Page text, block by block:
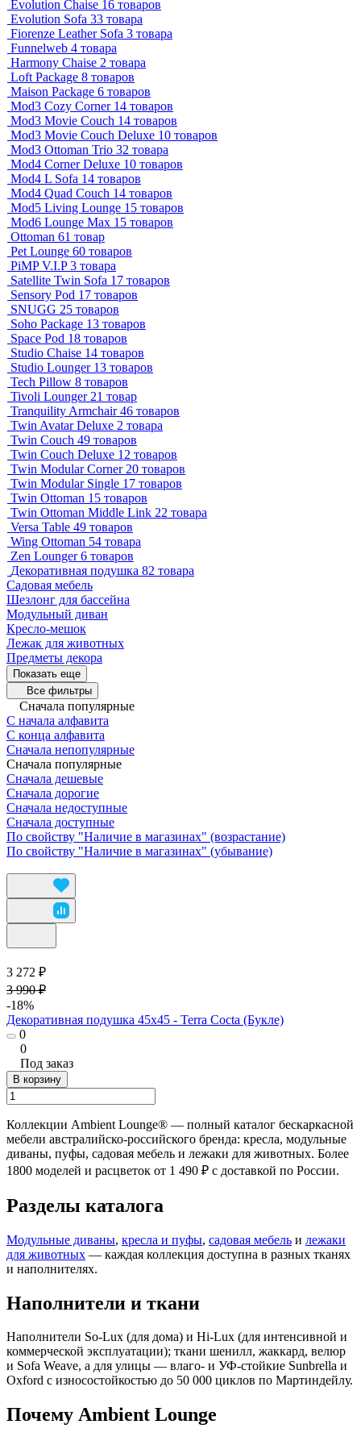
Evolution Chaise 16 товаров
Evolution Sofa 33 товара
Fiorenze Leather Sofa 3 товара
Funnelweb 4 товара
Harmony Chaise 2 товара
Loft Package 8 товаров
Maison Package 6 товаров
Mod3 Cozy Corner 14 товаров
Mod3 Movie Couch 14 товаров
Mod3 Movie Couch Deluxe 10 товаров
Mod3 Ottoman Trio 32 товара
Mod4 Corner Deluxe 10 товаров
Mod4 L Sofa 14 товаров
Mod4 Quad Couch 14 товаров
Mod5 Living Lounge 15 товаров
Mod6 Lounge Max 15 товаров
Ottoman 61 товар
Pet Lounge 60 товаров
PiMP V.I.P 3 товара
Satellite Twin Sofa 17 товаров
Sensory Pod 17 товаров
SNUGG 25 товаров
Soho Package 13 товаров
Space Pod 18 товаров
Studio Chaise 14 товаров
Studio Lounger 13 товаров
Tech Pillow 8 товаров
Tivoli Lounger 21 товар
Tranquility Armchair 46 товаров
Twin Avatar Deluxe 2 товара
Twin Couch 49 товаров
Twin Couch Deluxe 12 товаров
Twin Modular Corner 20 товаров
Twin Modular Single 17 товаров
Twin Ottoman 15 товаров
Twin Ottoman Middle Link 22 товара
Versa Table 49 товаров
Wing Ottoman 54 товара
Zen Lounger 6 товаров
Декоративная подушка 82 товара
Садовая мебель
Шезлонг для бассейна
Модульный диван
Кресло-мешок
Лежак для животных
Предметы декора
Показать еще
Все фильтры
Сначала популярные
С начала алфавита
С конца алфавита
Сначала непопулярные
Сначала популярные
Сначала дешевые
Сначала дорогие
Сначала недоступные
Сначала доступные
По свойству "Наличие в магазинах" (возрастание)
По свойству "Наличие в магазинах" (убывание)
3 272 ₽
3 990 ₽
-18%
Декоративная подушка 45х45 - Terra Cocta (Букле)
0
0
Под заказ
В корзину
Коллекции Ambient Lounge® — полный каталог бескаркасной
мебели австралийско-российского бренда: кресла, модульные
диваны, пуфы, садовая мебель и лежаки для животных. Более
1800 моделей и расцветок от 1 490 ₽ с доставкой по России.
Разделы каталога
Модульные диваны, кресла и пуфы, садовая мебель и лежаки
для животных — каждая коллекция доступна в разных тканях
и наполнителях.
Наполнители и ткани
Наполнители So-Lux (для дома) и Hi-Lux (для интенсивной и
коммерческой эксплуатации); ткани шенилл, жаккард, велюр
и Sofa Weave, а для улицы — влаго- и УФ-стойкие Sunbrella и
Oxford с износостойкостью до 50 000 циклов по Мартиндейлу.
Почему Ambient Lounge